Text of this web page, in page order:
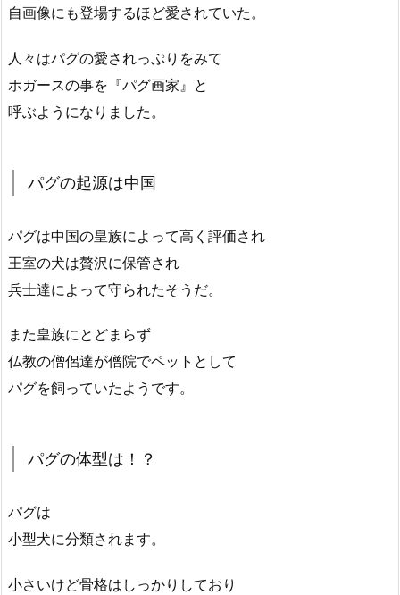
自画像にも登場するほど愛されていた。
人々はパグの愛されっぷりをみて
ホガースの事を『パグ画家』と
呼ぶようになりました。
パグの起源は中国
パグは中国の皇族によって高く評価され
王室の犬は贅沢に保管され
兵士達によって守られたそうだ。
また皇族にとどまらず
仏教の僧侶達が僧院でペットとして
パグを飼っていたようです。
パグの体型は！？
パグは
小型犬に分類されます。
小さいけど骨格はしっかりしており